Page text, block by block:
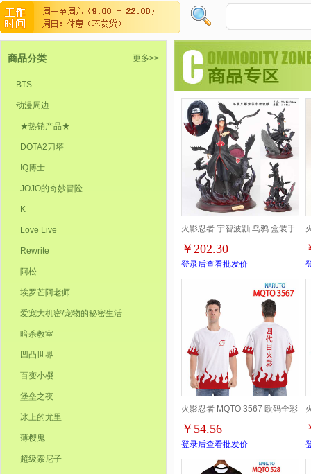
商品分类 更多>>
BTS
动漫周边
★热销产品★
DOTA2刀塔
IQ博士
JOJO的奇妙冒险
K
Love Live
Rewrite
阿松
埃罗芒阿老师
爱宠大机密/宠物的秘密生活
暗杀教室
凹凸世界
百变小樱
堡垒之夜
冰上的尤里
薄樱鬼
超级索尼子
火影忍者 宇智波鼬 乌鸦 盒装手
办摆件模型 22X18X30CM
1.04KG 一箱16个
￥202.30
登录后查看批发价
火影忍者 MQTO 3567 欧码全彩
印花短袖T恤-2XS-4XL共9个码
￥54.56
登录后查看批发价